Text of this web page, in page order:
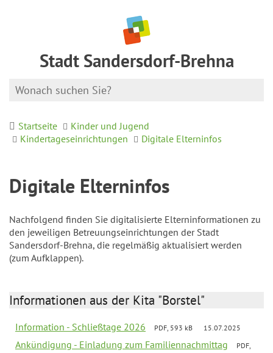
Stadt Sandersdorf-Brehna
Startseite
Kinder und Jugend
Kindertageseinrichtungen
Digitale Elterninfos
Digitale Elterninfos
Nachfolgend finden Sie digitalisierte Elterninformationen zu
den jeweiligen Betreuungseinrichtungen der Stadt
Sandersdorf-Brehna, die regelmäßig aktualisiert werden
(zum Aufklappen).
Informationen aus der Kita "Borstel"
Information - Schließtage 2026 PDF, 593 kB 15.07.2025
Ankündigung - Einladung zum Familiennachmittag
PDF,